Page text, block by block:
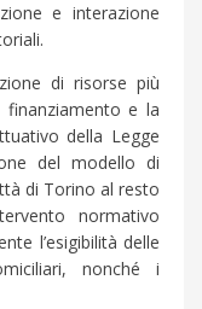
e interazione
di risorse più
e la
della Legge
del modello di
di Torino al resto
normativo
l’esigibilità delle
nonché i